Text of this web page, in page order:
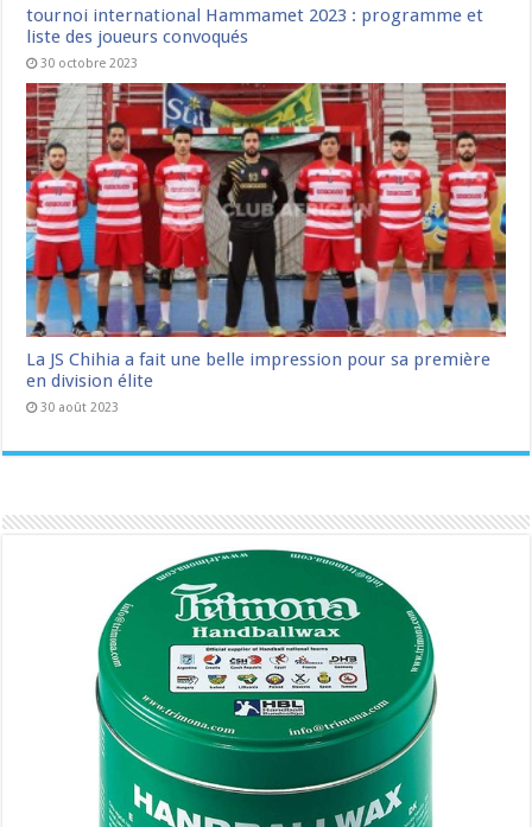
tournoi international Hammamet 2023 : programme et
liste des joueurs convoqués
30 octobre 2023
La JS Chihia a fait une belle impression pour sa première
en division élite
30 août 2023